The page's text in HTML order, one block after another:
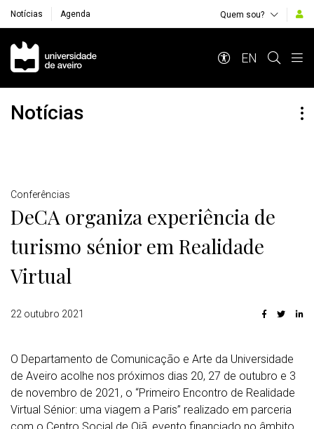
Notícias Agenda Quem sou?
Navegação Principal
EN
Notícias
Detalhes
Conferências
DeCA organiza experiência de
turismo sénior em Realidade
Virtual
22 outubro 2021
O Departamento de Comunicação e Arte da Universidade
de Aveiro acolhe nos próximos dias 20, 27 de outubro e 3
de novembro de 2021, o “Primeiro Encontro de Realidade
Virtual Sénior: uma viagem a Paris” realizado em parceria